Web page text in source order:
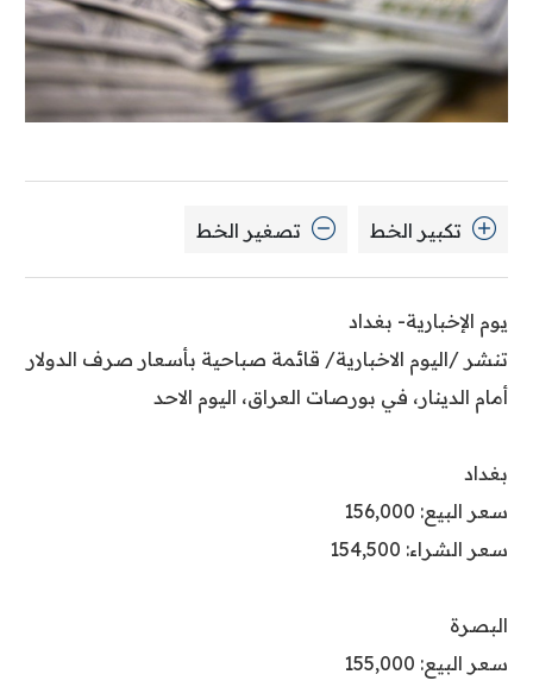
تكبير الخط تصغير الخط
يوم الإخبارية- بغداد
تنشر /اليوم الاخبارية/ قائمة صباحية بأسعار صرف الدولار
أمام الدينار، في بورصات العراق، اليوم الاحد
بغداد
سعر البيع: 156,000
سعر الشراء: 154,500
البصرة
سعر البيع: 155,000